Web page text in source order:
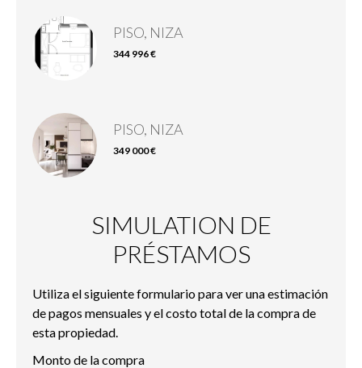
PISO, NIZA
344 996 €
PISO, NIZA
349 000 €
SIMULATION DE
PRÉSTAMOS
Utiliza el siguiente formulario para ver una estimación
de pagos mensuales y el costo total de la compra de
esta propiedad.
Monto de la compra